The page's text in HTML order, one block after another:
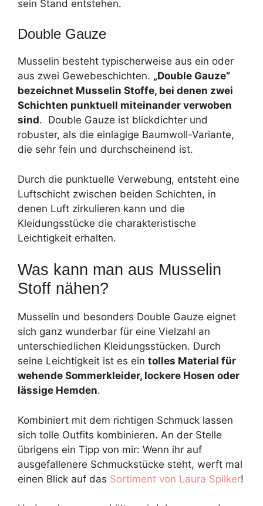
sein Stand entstehen.
Double Gauze
Musselin besteht typischerweise aus ein oder
aus zwei Gewebeschichten. „Double Gauze“
bezeichnet Musselin Stoffe, bei denen zwei
Schichten punktuell miteinander verwoben
sind. Double Gauze ist blickdichter und
robuster, als die einlagige Baumwoll-Variante,
die sehr fein und durchscheinend ist.
Durch die punktuelle Verwebung, entsteht eine
Luftschicht zwischen beiden Schichten, in
denen Luft zirkulieren kann und die
Kleidungsstücke die charakteristische
Leichtigkeit erhalten.
Was kann man aus Musselin
Stoff nähen?
Musselin und besonders Double Gauze eignet
sich ganz wunderbar für eine Vielzahl an
unterschiedlichen Kleidungsstücken. Durch
seine Leichtigkeit ist es ein tolles Material für
wehende Sommerkleider, lockere Hosen oder
lässige Hemden.
Kombiniert mit dem richtigen Schmuck lassen
sich tolle Outfits kombinieren. An der Stelle
übrigens ein Tipp von mir: Wenn ihr auf
ausgefallenere Schmuckstücke steht, werft mal
einen Blick auf das Sortiment von Laura Spilker!